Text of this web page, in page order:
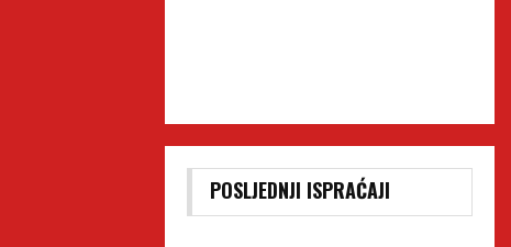
POSLJEDNJI ISPRAĆAJI